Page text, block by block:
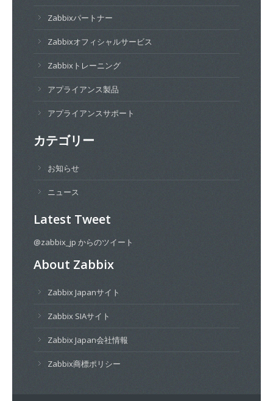
Zabbixパートナー
Zabbixオフィシャルサービス
Zabbixトレーニング
アプライアンス製品
アプライアンスサポート
カテゴリー
お知らせ
ニュース
Latest Tweet
@zabbix_jp からのツイート
About Zabbix
Zabbix Japanサイト
Zabbix SIAサイト
Zabbix Japan会社情報
Zabbix商標ポリシー